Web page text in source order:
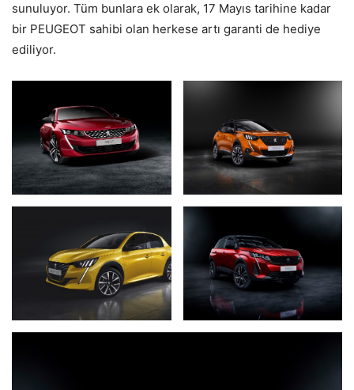
sunuluyor. Tüm bunlara ek olarak, 17 Mayıs tarihine kadar
bir PEUGEOT sahibi olan herkese artı garanti de hediye
ediliyor.